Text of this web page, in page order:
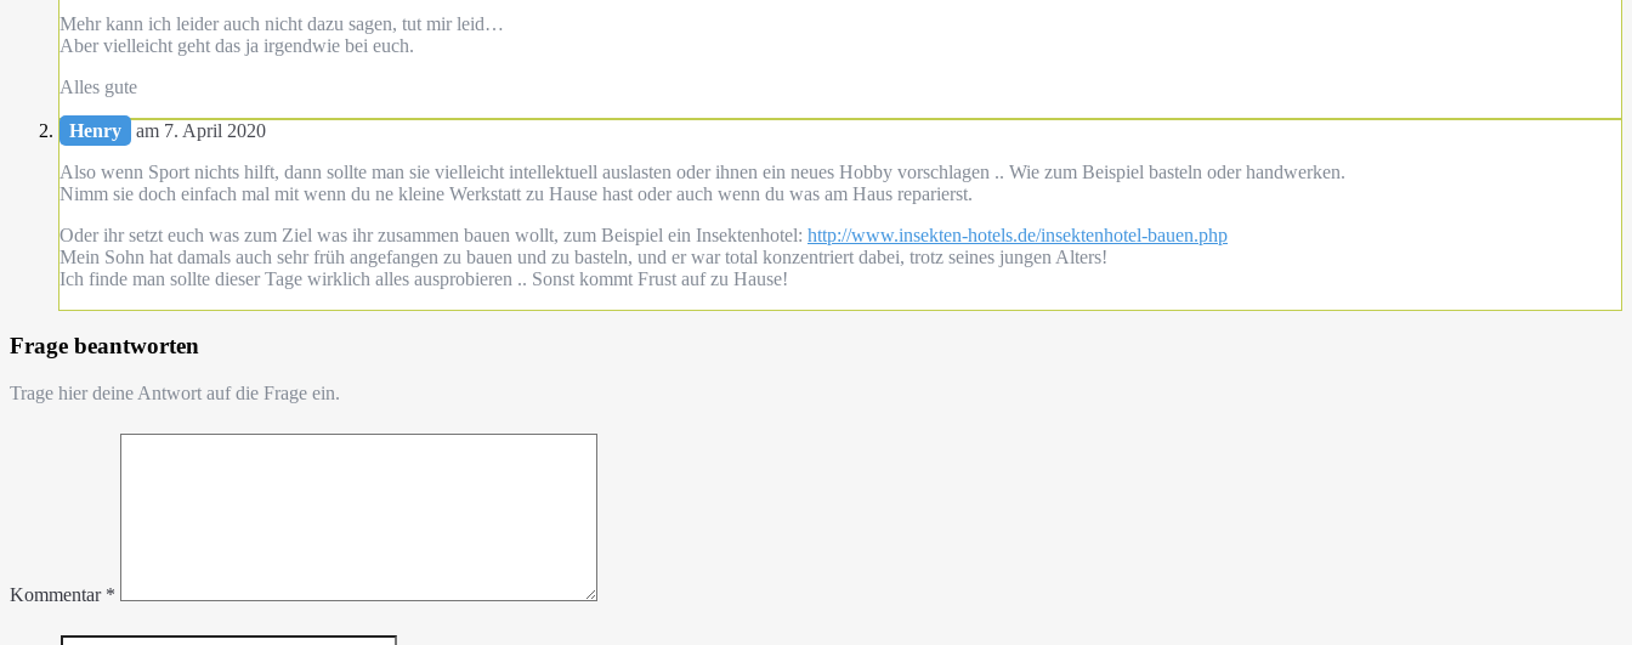
Mehr kann ich leider auch nicht dazu sagen, tut mir leid…
Aber vielleicht geht das ja irgendwie bei euch.
Alles gute
Henry
am 7. April 2020
Also wenn Sport nichts hilft, dann sollte man sie vielleicht intellektuell auslasten oder ihnen ein neues Hobby vorschlagen .. Wie zum Beispiel basteln oder handwerken.
Nimm sie doch einfach mal mit wenn du ne kleine Werkstatt zu Hause hast oder auch wenn du was am Haus reparierst.
Oder ihr setzt euch was zum Ziel was ihr zusammen bauen wollt, zum Beispiel ein Insektenhotel: http://www.insekten-hotels.de/insektenhotel-bauen.php
Mein Sohn hat damals auch sehr früh angefangen zu bauen und zu basteln, und er war total konzentriert dabei, trotz seines jungen Alters!
Ich finde man sollte dieser Tage wirklich alles ausprobieren .. Sonst kommt Frust auf zu Hause!
Frage beantworten
Trage hier deine Antwort auf die Frage ein.
Kommentar *